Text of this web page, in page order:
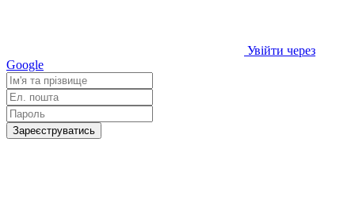
Увійти через
Google
Зареєструватись